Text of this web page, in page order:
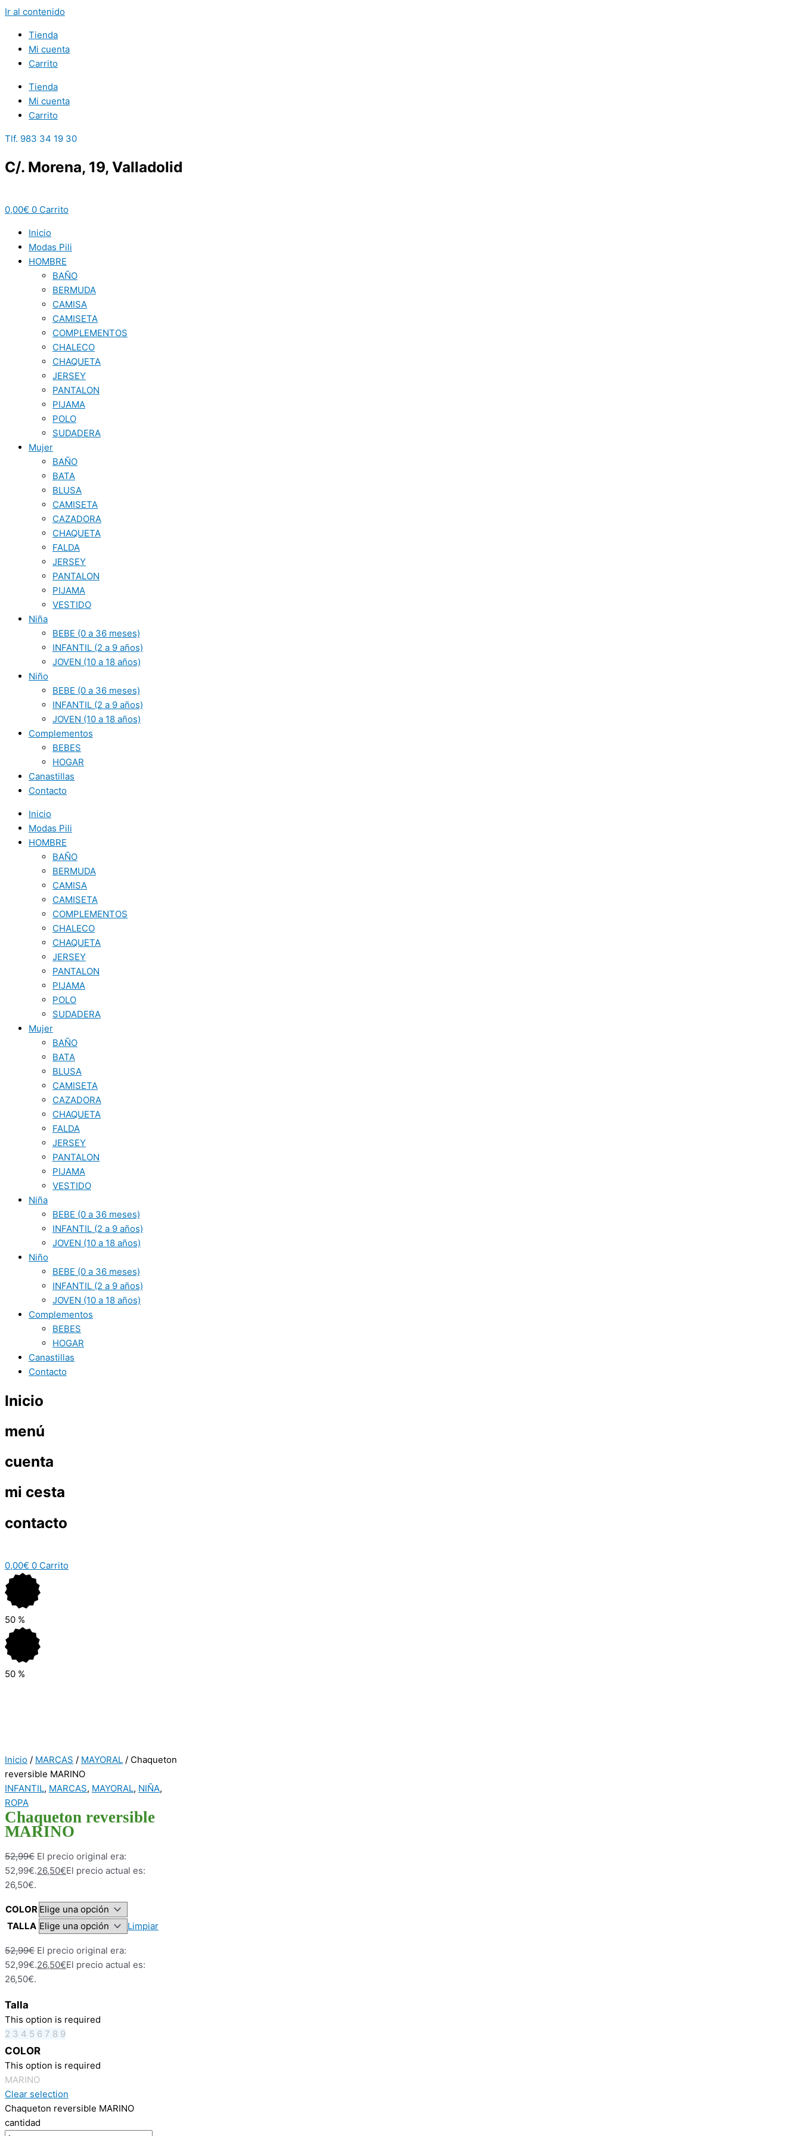
Ir al contenido
Tienda
Mi cuenta
Carrito
Tienda
Mi cuenta
Carrito
Tlf. 983 34 19 30
C/. Morena, 19, Valladolid
0,00€ 0 Carrito
Inicio
Modas Pili
HOMBRE
BAÑO
BERMUDA
CAMISA
CAMISETA
COMPLEMENTOS
CHALECO
CHAQUETA
JERSEY
PANTALON
PIJAMA
POLO
SUDADERA
Mujer
BAÑO
BATA
BLUSA
CAMISETA
CAZADORA
CHAQUETA
FALDA
JERSEY
PANTALON
PIJAMA
VESTIDO
Niña
BEBE (0 a 36 meses)
INFANTIL (2 a 9 años)
JOVEN (10 a 18 años)
Niño
BEBE (0 a 36 meses)
INFANTIL (2 a 9 años)
JOVEN (10 a 18 años)
Complementos
BEBES
HOGAR
Canastillas
Contacto
Inicio
Modas Pili
HOMBRE
BAÑO
BERMUDA
CAMISA
CAMISETA
COMPLEMENTOS
CHALECO
CHAQUETA
JERSEY
PANTALON
PIJAMA
POLO
SUDADERA
Mujer
BAÑO
BATA
BLUSA
CAMISETA
CAZADORA
CHAQUETA
FALDA
JERSEY
PANTALON
PIJAMA
VESTIDO
Niña
BEBE (0 a 36 meses)
INFANTIL (2 a 9 años)
JOVEN (10 a 18 años)
Niño
BEBE (0 a 36 meses)
INFANTIL (2 a 9 años)
JOVEN (10 a 18 años)
Complementos
BEBES
HOGAR
Canastillas
Contacto
Inicio
menú
cuenta
mi cesta
contacto
0,00€ 0 Carrito
50 %
50 %
Inicio / MARCAS / MAYORAL / Chaqueton
reversible MARINO
INFANTIL, MARCAS, MAYORAL, NIÑA,
ROPA
Chaqueton reversible
MARINO
52,99€ El precio original era:
52,99€.26,50€El precio actual es:
26,50€.
COLOR
TALLA
Limpiar
52,99€ El precio original era:
52,99€.26,50€El precio actual es:
26,50€.
Talla
This option is required
2 3 4 5 6 7 8 9
COLOR
This option is required
MARINO
Clear selection
Chaqueton reversible MARINO
cantidad